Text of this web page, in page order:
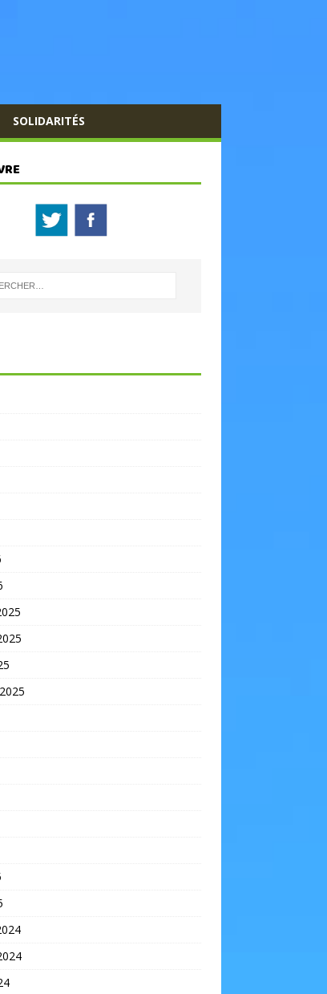
SOLIDARITÉS